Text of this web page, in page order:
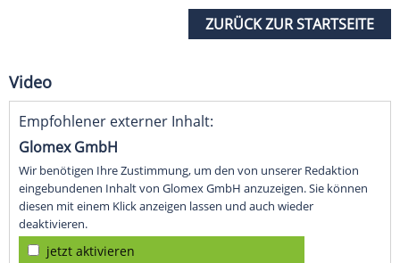
ZURÜCK ZUR STARTSEITE
Video
Empfohlener externer Inhalt:
Glomex GmbH
Wir benötigen Ihre Zustimmung, um den von unserer Redaktion
eingebundenen Inhalt von Glomex GmbH anzuzeigen. Sie können
diesen mit einem Klick anzeigen lassen und auch wieder
deaktivieren.
jetzt aktivieren